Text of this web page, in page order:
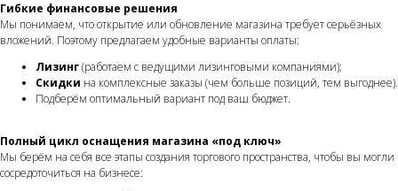
Гибкие финансовые решения
Мы понимаем, что открытие или обновление магазина требует серьёзных
вложений. Поэтому предлагаем удобные варианты оплаты:
Лизинг(работаем с ведущими лизинговыми компаниями);
Скидки на комплексные заказы (чем больше позиций, тем выгоднее).
Подберём оптимальный вариант под ваш бюджет.
Полный цикл оснащения магазина «под ключ»
Мы берём на себя все этапы создания торгового пространства, чтобы вы могли
сосредоточиться на бизнесе: